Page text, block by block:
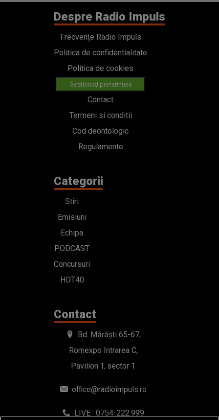
Despre Radio Impuls
Frecvențe Radio Impuls
Politica de confidentialitate
Politica de cookies
Gestionați preferințele
Contact
Termeni si conditii
Cod deontologic
Regulamente
Categorii
Stiri
Emisiuni
Echipa
PODCAST
Concursuri
HOT40
Contact
Bd. Mărăști 65-67,
Romexpo Intrarea C,
Pavilion T, sector 1
office@radioimpuls.ro
LIVE : 0754-222.999